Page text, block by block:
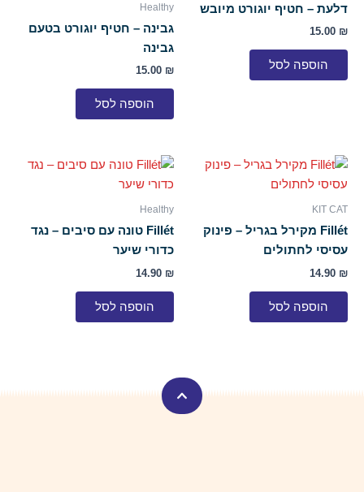
דלעת – חטיף יוגורט מיובש
15.00 ₪
הוספה לסל
Healthy
גבינה – חטיף יוגורט בטעם
גבינה
15.00 ₪
הוספה לסל
KIT CAT
Fillét מקירל בגריל – פינוק
עסיסי לחתולים
14.90 ₪
הוספה לסל
Healthy
Fillét טונה עם סיבים – נגד
כדורי שיער
14.90 ₪
הוספה לסל